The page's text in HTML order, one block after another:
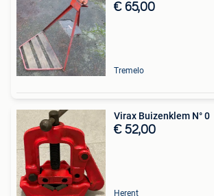
€ 65,00
Tremelo
Virax Buizenklem N° 0
€ 52,00
Herent